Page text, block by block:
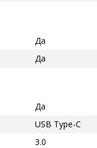
Да
Да
Да
USB Type-C
3.0